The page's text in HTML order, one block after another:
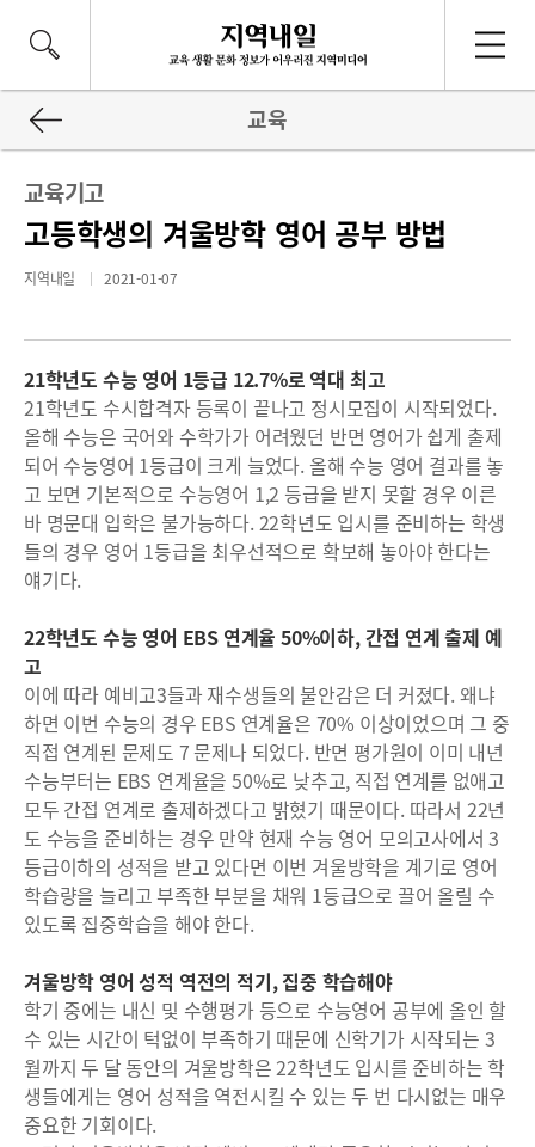
교육
교육기고
고등학생의 겨울방학 영어 공부 방법
지역내일 2021-01-07
21학년도 수능 영어 1등급 12.7%로 역대 최고
21학년도 수시합격자 등록이 끝나고 정시모집이 시작되었다.
올해 수능은 국어와 수학가가 어려웠던 반면 영어가 쉽게 출제
되어 수능영어 1등급이 크게 늘었다. 올해 수능 영어 결과를 놓
고 보면 기본적으로 수능영어 1,2 등급을 받지 못할 경우 이른
바 명문대 입학은 불가능하다. 22학년도 입시를 준비하는 학생
들의 경우 영어 1등급을 최우선적으로 확보해 놓아야 한다는
얘기다.
22학년도 수능 영어 EBS 연계율 50%이하, 간접 연계 출제 예
고
이에 따라 예비고3들과 재수생들의 불안감은 더 커졌다. 왜냐
하면 이번 수능의 경우 EBS 연계율은 70% 이상이었으며 그 중
직접 연계된 문제도 7 문제나 되었다. 반면 평가원이 이미 내년
수능부터는 EBS 연계율을 50%로 낮추고, 직접 연계를 없애고
모두 간접 연계로 출제하겠다고 밝혔기 때문이다. 따라서 22년
도 수능을 준비하는 경우 만약 현재 수능 영어 모의고사에서 3
등급이하의 성적을 받고 있다면 이번 겨울방학을 계기로 영어
학습량을 늘리고 부족한 부분을 채워 1등급으로 끌어 올릴 수
있도록 집중학습을 해야 한다.
겨울방학 영어 성적 역전의 적기, 집중 학습해야
학기 중에는 내신 및 수행평가 등으로 수능영어 공부에 올인 할
수 있는 시간이 턱없이 부족하기 때문에 신학기가 시작되는 3
월까지 두 달 동안의 겨울방학은 22학년도 입시를 준비하는 학
생들에게는 영어 성적을 역전시킬 수 있는 두 번 다시없는 매우
중요한 기회이다.